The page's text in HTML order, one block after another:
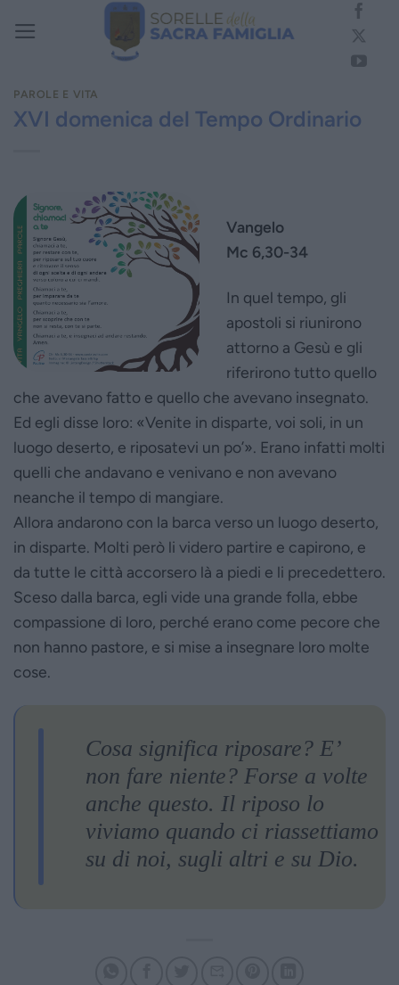
PAROLE E VITA
XVI domenica del Tempo Ordinario
Vangelo
Mc 6,30-34
In quel tempo, gli
apostoli si riunirono
attorno a Gesù e gli
riferirono tutto quello
che avevano fatto e quello che avevano insegnato.
Ed egli disse loro: «Venite in disparte, voi soli, in un
luogo deserto, e riposatevi un po’». Erano infatti molti
quelli che andavano e venivano e non avevano
neanche il tempo di mangiare.
Allora andarono con la barca verso un luogo deserto,
in disparte. Molti però li videro partire e capirono, e
da tutte le città accorsero là a piedi e li precedettero.
Sceso dalla barca, egli vide una grande folla, ebbe
compassione di loro, perché erano come pecore che
non hanno pastore, e si mise a insegnare loro molte
cose.
Cosa significa riposare? E’
non fare niente? Forse a volte
anche questo. Il riposo lo
viviamo quando ci riassettiamo
su di noi, sugli altri e su Dio.